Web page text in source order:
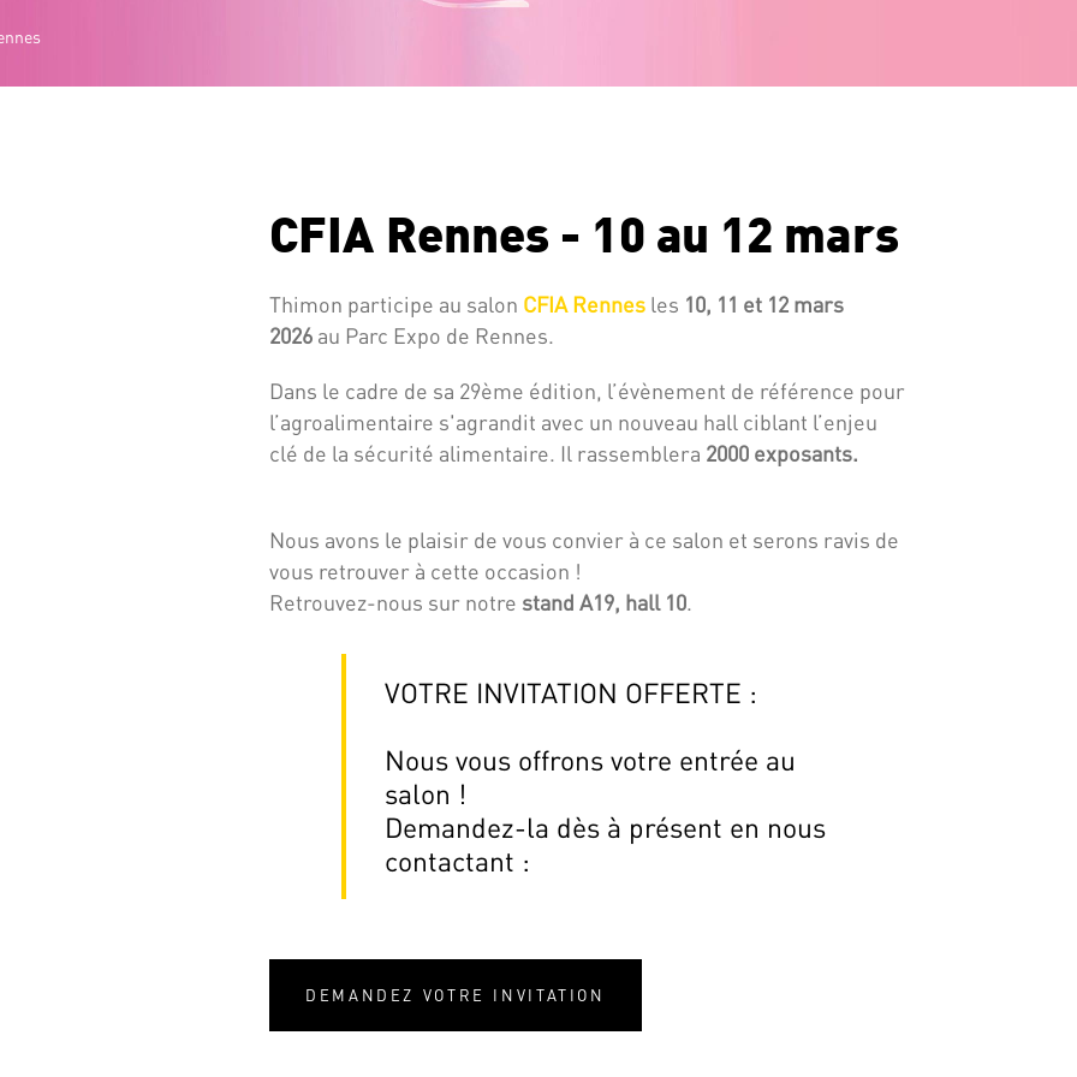
CFIA Rennes - 10 au 12 mars
Thimon participe au salon CFIA Rennes les 10, 11 et 12 mars
2026 au Parc Expo de Rennes.
Dans le cadre de sa 29ème édition, l’évènement de référence pour
l’agroalimentaire s'agrandit avec un nouveau hall ciblant l’enjeu
clé de la sécurité alimentaire. Il rassemblera 2000 exposants.
Nous avons le plaisir de vous convier à ce salon et serons ravis de
vous retrouver à cette occasion !
Retrouvez-nous sur notre stand A19, hall 10.
VOTRE INVITATION OFFERTE :
Nous vous offrons votre entrée au
salon !
Demandez-la dès à présent en nous
contactant :
DEMANDEZ VOTRE INVITATION